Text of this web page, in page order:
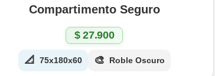
Compartimento Seguro
📐 75x180x60 🎨 Roble Oscuro
$27.900